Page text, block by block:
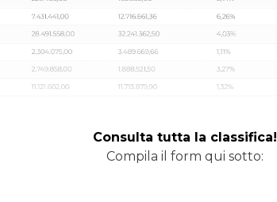
Consulta tutta la classifica!
Compila il form qui sotto: